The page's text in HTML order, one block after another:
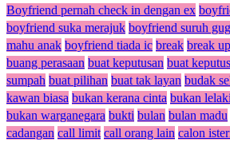
Boyfriend pernah check in dengan ex
boyfriend suka merajuk boyfriend suruh
mahu anak boyfriend tiada ic break break up
buang perasaan buat keputusan buat
sumpah buat pilihan buat tak layan budak
kawan biasa bukan kerana cinta bukan
bukan warganegara bukti bulan bulan madu
cadangan call limit call orang lain calon